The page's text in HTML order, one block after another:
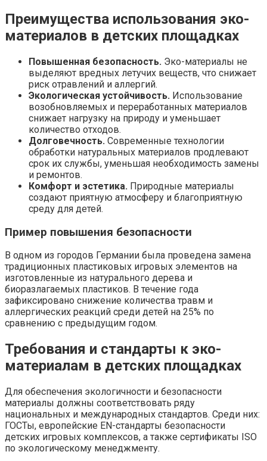
Преимущества использования эко-
материалов в детских площадках
Повышенная безопасность. Эко-материалы не
выделяют вредных летучих веществ, что снижает
риск отравлений и аллергий.
Экологическая устойчивость. Использование
возобновляемых и переработанных материалов
снижает нагрузку на природу и уменьшает
количество отходов.
Долговечность. Современные технологии
обработки натуральных материалов продлевают
срок их службы, уменьшая необходимость замены
и ремонтов.
Комфорт и эстетика. Природные материалы
создают приятную атмосферу и благоприятную
среду для детей.
Пример повышения безопасности
В одном из городов Германии была проведена замена
традиционных пластиковых игровых элементов на
изготовленные из натурального дерева и
биоразлагаемых пластиков. В течение года
зафиксировано снижение количества травм и
аллергических реакций среди детей на 25% по
сравнению с предыдущим годом.
Требования и стандарты к эко-
материалам в детских площадках
Для обеспечения экологичности и безопасности
материалы должны соответствовать ряду
национальных и международных стандартов. Среди них:
ГОСТы, европейские EN-стандарты безопасности
детских игровых комплексов, а также сертификаты ISO
по экологическому менеджменту.